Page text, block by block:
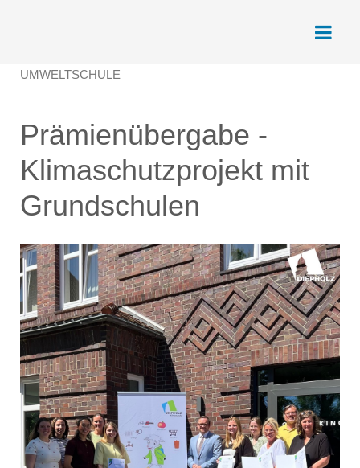
UMWELTSCHULE
Prämienübergabe -
Klimaschutzprojekt mit
Grundschulen